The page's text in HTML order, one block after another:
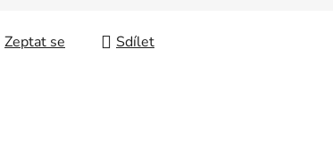
Zeptat se Sdílet